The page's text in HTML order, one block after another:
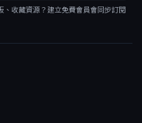
、收藏資源？建立免費會員會同步訂閱